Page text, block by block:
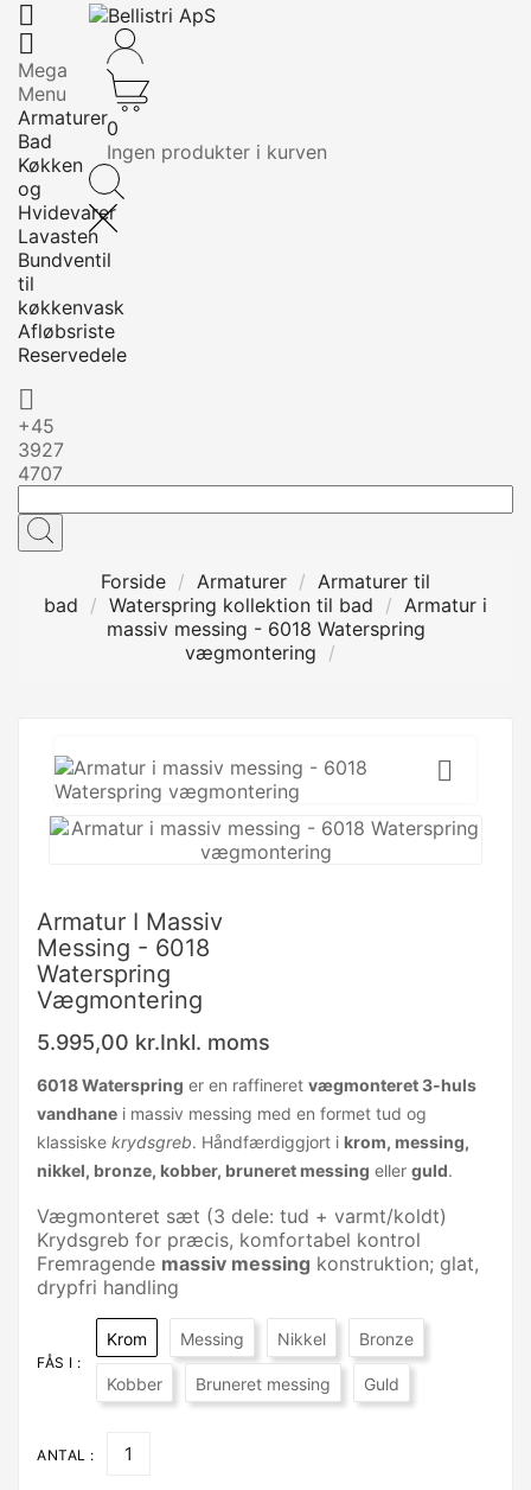


Mega
Menu
Armaturer
Bad
Køkken
og
Hvidevarer
Lavasten
Bundventil
til
køkkenvask
Afløbsriste
Reservedele

+45
3927
4707
0
Ingen produkter i kurven
Forside Armaturer
Armaturer til
bad
Waterspring kollektion til bad
Armatur i
massiv messing - 6018 Waterspring
vægmontering

Armatur I Massiv
Messing - 6018
Waterspring
Vægmontering
5.995,00 kr.Inkl. moms
6018 Waterspring er en raffineret vægmonteret 3-huls
vandhane i massiv messing med en formet tud og
klassiske krydsgreb. Håndfærdiggjort i krom, messing,
nikkel, bronze, kobber, bruneret messing eller guld.
Vægmonteret sæt (3 dele: tud + varmt/koldt)
Krydsgreb for præcis, komfortabel kontrol
Fremragende massiv messing konstruktion; glat,
drypfri handling
FÅS I :
Krom Messing Nikkel Bronze
Kobber Bruneret messing Guld
ANTAL :